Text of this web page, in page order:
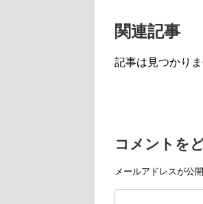
関連記事
記事は見つかりま
コメントを
メールアドレスが公